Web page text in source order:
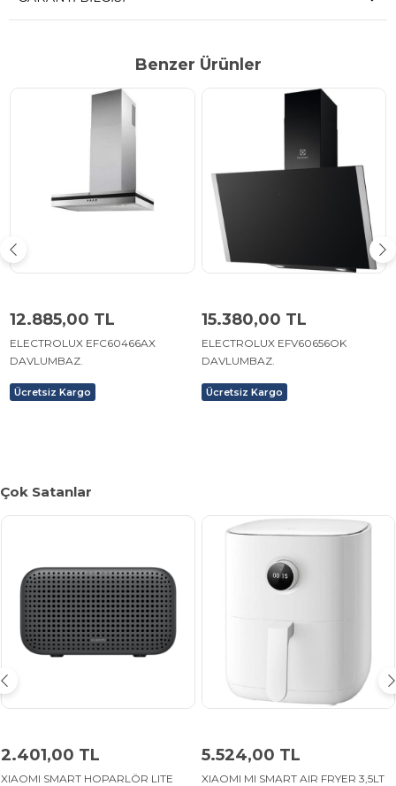
Benzer Ürünler
12.885,00 TL
ELECTROLUX EFC60466AX
DAVLUMBAZ.
Ücretsiz Kargo
15.380,00 TL
ELECTROLUX EFV60656OK
DAVLUMBAZ.
Ücretsiz Kargo
Çok Satanlar
2.401,00 TL
XIAOMI SMART HOPARLÖR LITE
5.524,00 TL
XIAOMI MI SMART AIR FRYER 3,5LT